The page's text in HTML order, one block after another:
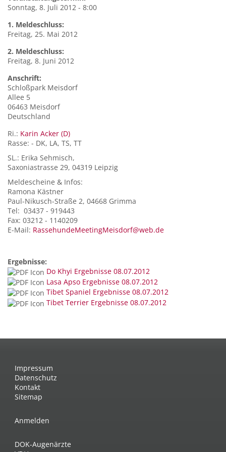
Sonntag, 8. Juli 2012 - 8:00
1. Meldeschluss:
Freitag, 25. Mai 2012
2. Meldeschluss:
Freitag, 8. Juni 2012
Anschrift:
Schloßpark Meisdorf
Allee 5
06463 Meisdorf
Deutschland
Ri.: Karin Acker (D)
Rasse: - DK, LA, TS, TT
SL.: Erika Sehmisch,
Saxoniastrasse 29, 04319 Leipzig
Meldescheine & Infos:
Ramona Kästner
Paul-Nikusch-Straße 2, 04668 Grimma
Tel: 03437 - 919443
Fax: 03212 - 1140209
E-Mail: RassehundeMeetingMeisdorf@web.de
Ergebnisse:
Do Khyi Ergebnisse 08.07.2012
Lasa Apso Ergebnisse 08.07.2012
Tibet Spaniel Ergebnisse 08.07.2012
Tibet Terrier Ergebnisse 08.07.2012
Impressum
Datenschutz
Kontakt
Sitemap
Anmelden
DOK-Augenärzte